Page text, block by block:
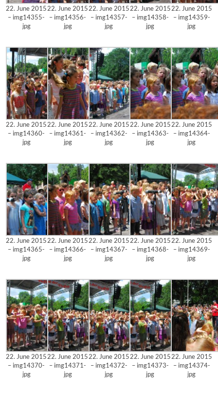
22. June 2015
– img14355-
jpg
22. June 2015
– img14356-
jpg
22. June 2015
– img14357-
jpg
22. June 2015
– img14358-
jpg
22. June 2015
– img14359-
jpg
22. June 2015
– img14360-
jpg
22. June 2015
– img14361-
jpg
22. June 2015
– img14362-
jpg
22. June 2015
– img14363-
jpg
22. June 2015
– img14364-
jpg
22. June 2015
– img14365-
jpg
22. June 2015
– img14366-
jpg
22. June 2015
– img14367-
jpg
22. June 2015
– img14368-
jpg
22. June 2015
– img14369-
jpg
22. June 2015
– img14370-
jpg
22. June 2015
– img14371-
jpg
22. June 2015
– img14372-
jpg
22. June 2015
– img14373-
jpg
22. June 2015
– img14374-
jpg